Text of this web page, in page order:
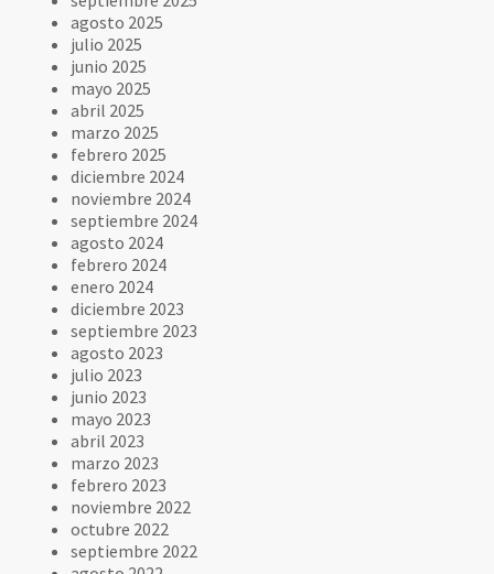
agosto 2025
julio 2025
junio 2025
mayo 2025
abril 2025
marzo 2025
febrero 2025
diciembre 2024
noviembre 2024
septiembre 2024
agosto 2024
febrero 2024
enero 2024
diciembre 2023
septiembre 2023
agosto 2023
julio 2023
junio 2023
mayo 2023
abril 2023
marzo 2023
febrero 2023
noviembre 2022
octubre 2022
septiembre 2022